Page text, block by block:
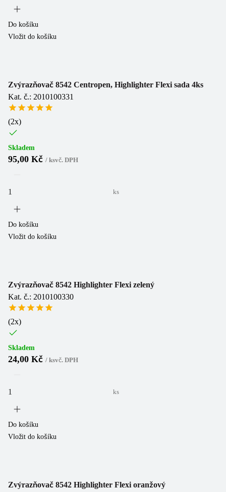
Do košíku
Vložit do košíku
Zvýrazňovač 8542 Centropen, Highlighter Flexi sada 4ks
Kat. č.: 2010100331
(2x)
Skladem
95,00 Kč / ksvč. DPH
ks
Do košíku
Vložit do košíku
Zvýrazňovač 8542 Highlighter Flexi zelený
Kat. č.: 2010100330
(2x)
Skladem
24,00 Kč / ksvč. DPH
ks
Do košíku
Vložit do košíku
Zvýrazňovač 8542 Highlighter Flexi oranžový